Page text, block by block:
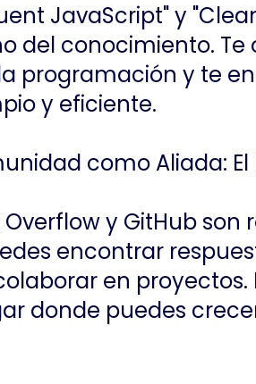
JavaScript" y
del conocimiento. Te
programación y te
y eficiente.
como Aliada:
y GitHub
encontrar
en
donde puedes